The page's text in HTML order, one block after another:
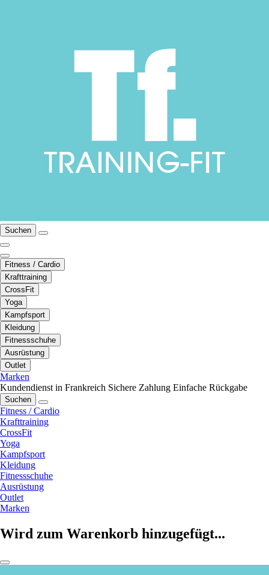
Suchen
Fitness / Cardio
Krafttraining
CrossFit
Yoga
Kampfsport
Kleidung
Fitnessschuhe
Ausrüstung
Outlet
Marken
Kundendienst in Frankreich Sichere Zahlung Einfache Rückgabe
Suchen
Fitness / Cardio
Krafttraining
CrossFit
Yoga
Kampfsport
Kleidung
Fitnessschuhe
Ausrüstung
Outlet
Marken
Wird zum Warenkorb hinzugefügt...